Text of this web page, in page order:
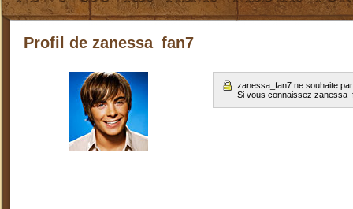
Profil de zanessa_fan7
zanessa_fan7 ne souhaite
Si vous connaissez